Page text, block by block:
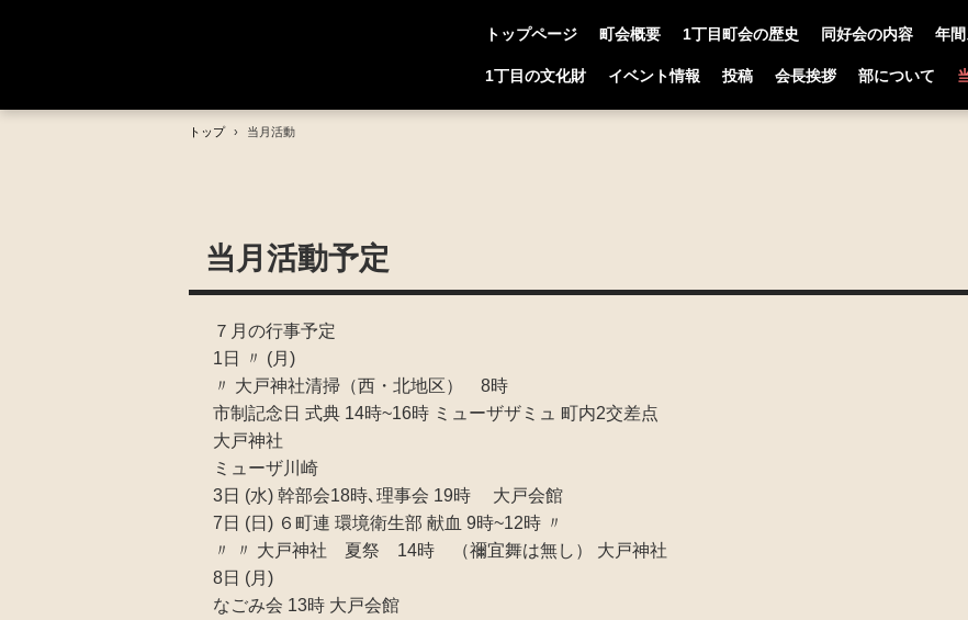
トップページ 町会概要 1丁目町会の歴史 同好会の内容 年
1丁目の文化財 イベント情報 投稿 会長挨拶 部について
トップ › 当月活動
当月活動予定
７月の行事予定
1日 〃 (月)
〃 大戸神社清掃（西・北地区） 8時
市制記念日 式典 14時~16時 ミューザザミュ 町内2交差点
大戸神社
ミューザ川崎
3日 (水) 幹部会18時､理事会 19時 大戸会館
7日 (日) ６町連 環境衛生部 献血 9時~12時 〃
〃 〃 大戸神社 夏祭 14時 （禰宜舞は無し） 大戸神社
8日 (月)
なごみ会 13時 大戸会館